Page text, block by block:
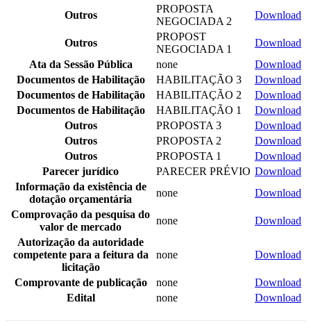
Outros
PROPOSTA
NEGOCIADA 2
Download
Outros
PROPOST
NEGOCIADA 1
Download
Ata da Sessão Pública
none
Download
Documentos de Habilitação
HABILITAÇÃO 3
Download
Documentos de Habilitação
HABILITAÇÃO 2
Download
Documentos de Habilitação
HABILITAÇÃO 1
Download
Outros
PROPOSTA 3
Download
Outros
PROPOSTA 2
Download
Outros
PROPOSTA 1
Download
Parecer jurídico
PARECER PRÉVIO Download
Informação da existência de
dotação orçamentária
none
Download
Comprovação da pesquisa do
valor de mercado
none
Download
Autorização da autoridade
competente para a feitura da
licitação
none Download
Comprovante de publicação none
Download
Edital
none Download